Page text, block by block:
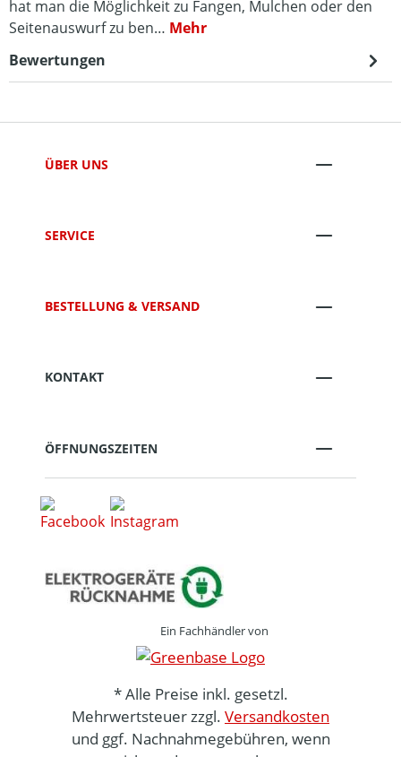
hat man die Möglichkeit zu Fangen, Mulchen oder den
Seitenauswurf zu ben… Mehr
Bewertungen
ÜBER UNS
SERVICE
BESTELLUNG & VERSAND
KONTAKT
ÖFFNUNGSZEITEN
Ein Fachhändler von
* Alle Preise inkl. gesetzl.
Mehrwertsteuer zzgl. Versandkosten
und ggf. Nachnahmegebühren, wenn